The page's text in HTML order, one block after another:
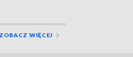
ZOBACZ WIĘCEJ